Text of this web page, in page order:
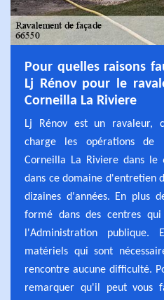
Pour quelles raisons
Lj Rénov pour le
Corneilla La Riviere
Lj Rénov est un ravaleur,
charge les opérations de
Corneilla La Riviere dans
dans ce domaine d'entretien
dizaines d'années. En plus
formé dans des centres
l'Administration
matériels qui sont
rencontre aucune difficulté.
remarquer qu'il peut vous